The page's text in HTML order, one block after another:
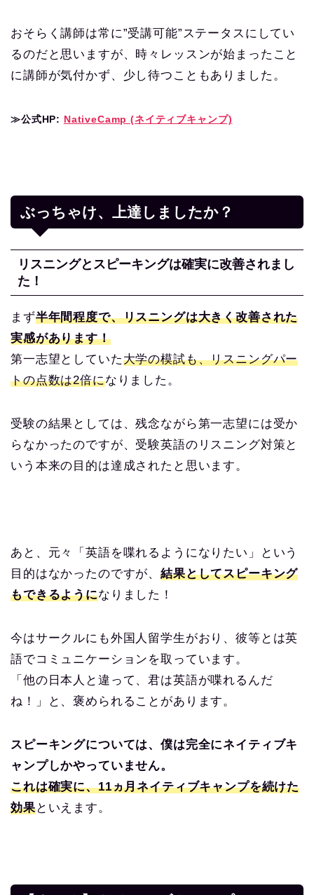
おそらく講師は常に”受講可能”ステータスにしてい
るのだと思いますが、時々レッスンが始まったこと
に講師が気付かず、少し待つこともありました。
≫公式HP: NativeCamp (ネイティブキャンプ)
ぶっちゃけ、上達しましたか？
リスニングとスピーキングは確実に改善されまし
た！
まず半年間程度で、リスニングは大きく改善された
実感があります！
第一志望としていた大学の模試も、リスニングパー
トの点数は2倍になりました。
受験の結果としては、残念ながら第一志望には受か
らなかったのですが、受験英語のリスニング対策と
いう本来の目的は達成されたと思います。
あと、元々「英語を喋れるようになりたい」という
目的はなかったのですが、結果としてスピーキング
もできるようになりました！
今はサークルにも外国人留学生がおり、彼等とは英
語でコミュニケーションを取っています。
「他の日本人と違って、君は英語が喋れるんだ
ね！」と、褒められることがあります。
スピーキングについては、僕は完全にネイティブキ
ャンプしかやっていません。
これは確実に、11ヵ月ネイティブキャンプを続けた
効果といえます。